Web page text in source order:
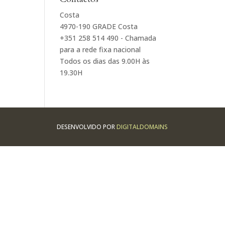
Costa
4970-190 GRADE Costa
+351 258 514 490 - Chamada
para a rede fixa nacional
Todos os dias das 9.00H às
19.30H
DESENVOLVIDO PORDIGITALDOMAINS